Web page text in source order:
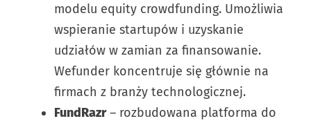
modelu equity crowdfunding. Umożliwia
wspieranie startupów i uzyskanie
udziałów w zamian za finansowanie.
Wefunder koncentruje się głównie na
firmach z branży technologicznej.
FundRazr– rozbudowana platforma do